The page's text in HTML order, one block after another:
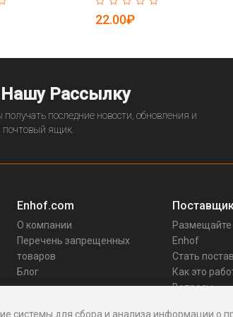
22.00₽
Рассылку
последние новости, обновления и
ящик.
Enhof.com
О компании
Перечень запрещенных
товаров
Блог
Размещайте
Enhof
Стать
Как это
Вопросы
системы для сбора и анализа информации о